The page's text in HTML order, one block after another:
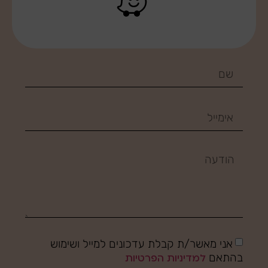
אני מאשר/ת קבלת עדכונים למייל ושימוש
בהתאם למדיניות הפרטיות